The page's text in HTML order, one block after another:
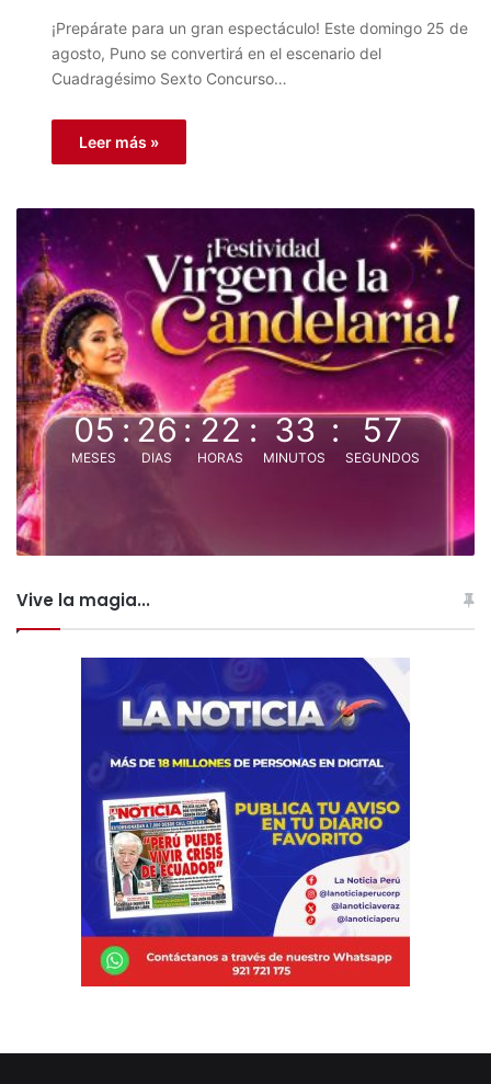
¡Prepárate para un gran espectáculo! Este domingo 25 de
agosto, Puno se convertirá en el escenario del
Cuadragésimo Sexto Concurso…
Leer más »
05
MESES
:26
DIAS
:22
HORAS
: 33
MINUTOS
: 56
SEGUNDOS
Vive la magia...